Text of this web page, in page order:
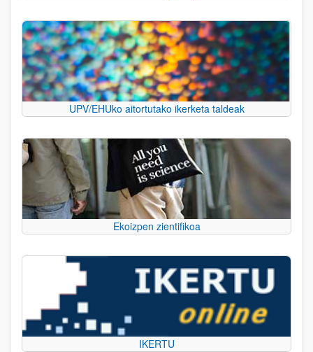
UPV/EHUko aitortutako ikerketa taldeak
Ekoizpen zientifikoa
IKERTU